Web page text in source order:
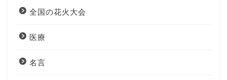
全国の花火大会
医療
名言